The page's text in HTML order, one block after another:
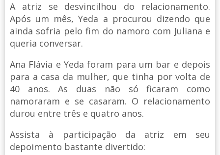
A atriz se desvincilhou do relacionamento.
Após um mês, Yeda a procurou dizendo que
ainda sofria pelo fim do namoro com Juliana e
queria conversar.
Ana Flávia e Yeda foram para um bar e depois
para a casa da mulher, que tinha por volta de
40 anos. As duas não só ficaram como
namoraram e se casaram. O relacionamento
durou entre três e quatro anos.
Assista à participação da atriz em seu
depoimento bastante divertido: